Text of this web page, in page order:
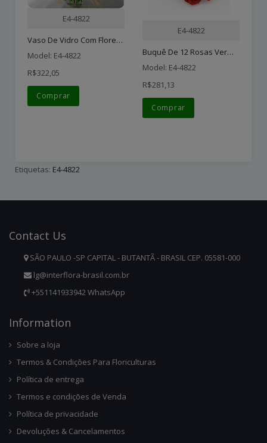
E4-4822
Vaso De Vidro Com Flores ..
Model: E4-4822
R$322,05
Comprar
E4-4822
Buquê De 12 Rosas Vermelh..
Model: E4-4822
R$281,13
Comprar
Etiquetas: E4-4822
Contact Us
SÃO PAULO -SP CAPITAL - BUTANTÃ - BRASIL CEP. 05581-000
lg@interflora-brasil.com.br
+551141933942 WhatsApp
InforMation
Sobre a loja
Termos & Condições Para Floriculturas
Política de entrega
Termos e condições de Venda
Política de privacidade
Devoluções & Cancelamentos